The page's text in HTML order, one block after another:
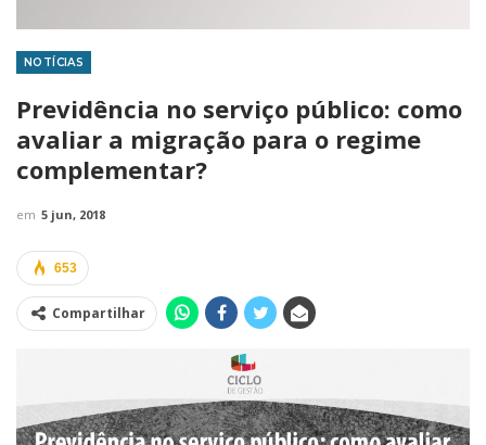
NOTÍCIAS
Previdência no serviço público: como
avaliar a migração para o regime
complementar?
em 5 jun, 2018
653
Compartilhar